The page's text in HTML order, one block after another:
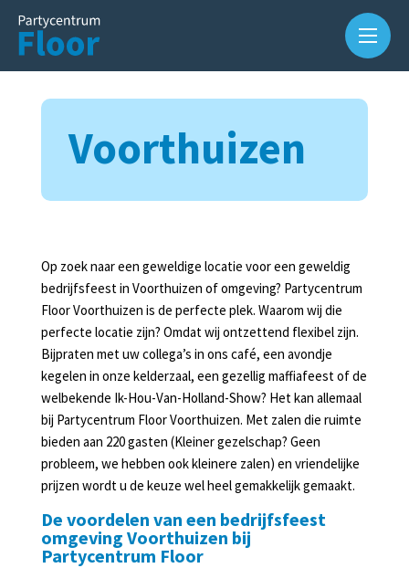
Over
ons
Waarom
Partycentrum
Floor?
Slijterij
in
Lunteren
Voorthuizen
Op zoek naar een geweldige locatie voor een geweldig
bedrijfsfeest in Voorthuizen of omgeving? Partycentrum
Floor Voorthuizen is de perfecte plek. Waarom wij die
perfecte locatie zijn? Omdat wij ontzettend flexibel zijn.
Bijpraten met uw collega’s in ons café, een avondje
kegelen in onze kelderzaal, een gezellig maffiafeest of de
welbekende Ik-Hou-Van-Holland-Show? Het kan allemaal
bij Partycentrum Floor Voorthuizen. Met zalen die ruimte
bieden aan 220 gasten (Kleiner gezelschap? Geen
probleem, we hebben ook kleinere zalen) en vriendelijke
prijzen wordt u de keuze wel heel gemakkelijk gemaakt.
De voordelen van een bedrijfsfeest
omgeving Voorthuizen bij
Partycentrum Floor